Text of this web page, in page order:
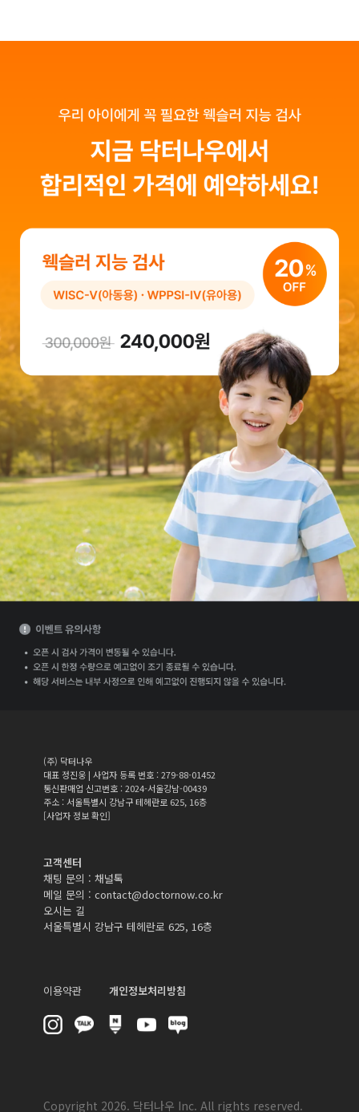
(주) 닥터나우
대표 정진웅 | 사업자 등록 번호 : 279-88-01452
통신판매업 신고번호 : 2024-서울강남-00439
주소 : 서울특별시 강남구 테헤란로 625, 16층
[사업자 정보 확인]
고객센터
채팅 문의 : 채널톡
메일 문의 : contact@doctornow.co.kr
오시는 길
서울특별시 강남구 테헤란로 625, 16층
이용약관 개인정보처리방침
Copyright 2026. 닥터나우 Inc. All rights reserved.